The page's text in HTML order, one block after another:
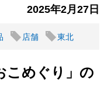
2025年2月27日
店舗 東北
こめぐり」の